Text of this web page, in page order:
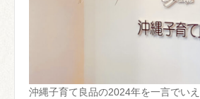
沖縄子育て良品の2024年を一言でい